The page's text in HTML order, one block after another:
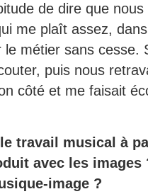
de dire que
me plaît assez,
le métier sans cesse.
puis nous
côté et me faisait
travail musical à
avec les images
image ?